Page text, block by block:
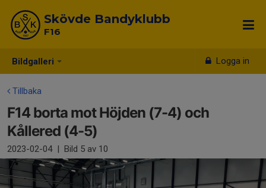
Bildgalleri Logga in
Skövde Bandyklubb
F16
Tillbaka
F14 borta mot Höjden (7-4) och
Kållered (4-5)
2023-02-04 | Bild 5 av 10